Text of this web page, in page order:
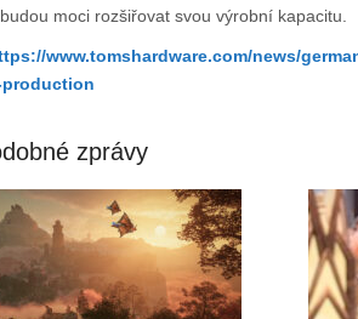
moci rozšiřovat svou výrobní kapacitu.
www.tomshardware.com/news/
zprávy